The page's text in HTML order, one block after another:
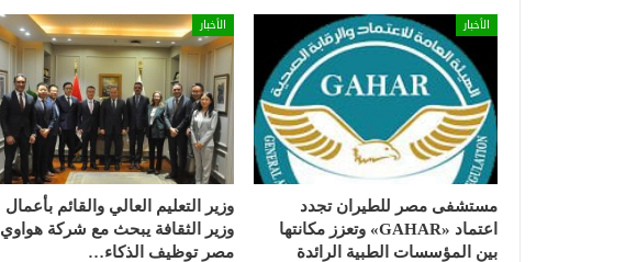
الأخبار
مستشفى مصر للطيران تجدد
اعتماد «GAHAR» وتعزز مكانتها
بين المؤسسات الطبية الرائدة
الأخبار
وزير التعليم العالي والقائم بأعمال
وزير الثقافة يبحث مع شركة هواوي
مصر توظيف الذكاء…